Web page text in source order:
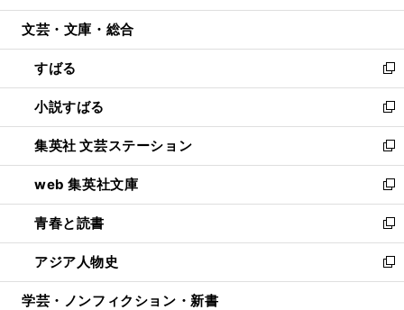
開
ウ
開
く
ン
ウ
で
開
く
ウ
ン
ド
ウ
で
開
く
文芸・文庫・総合
すばる
新
し
い
ウ
ィ
ン
ド
ウ
で
開
く
小説すばる
新
し
い
ウ
ィ
ン
ド
ウ
で
開
集英社 文芸ステーション
新
し
い
ウ
ィ
ン
ド
ウ
web 集英社文庫
新
し
い
ウ
ィ
ン
青春と読書
新
し
い
ウ
アジア人物史
新
し
学芸・ノンフィクション・新書